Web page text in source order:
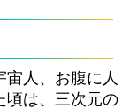
宙人、お腹に人
頃は、三次元の